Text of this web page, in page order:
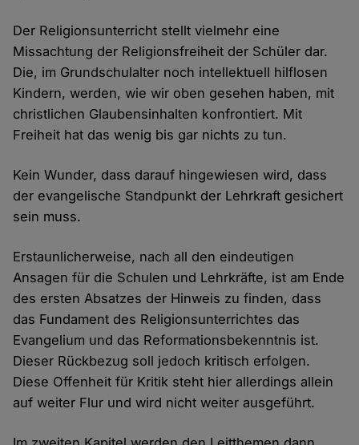
Der Religionsunterricht stellt vielmehr eine
Missachtung der Religionsfreiheit der Schüler dar.
Die, im Grundschulalter noch intellektuell hilflosen
Kindern, werden, wie wir oben gesehen haben, mit
christlichen Glaubensinhalten konfrontiert. Mit
Freiheit hat das wenig bis gar nichts zu tun.
Kein Wunder, dass darauf hingewiesen wird, dass
der evangelische Standpunkt der Lehrkraft gesichert
sein muss.
Erstaunlicherweise, nach all den eindeutigen
Ansagen für die Schulen und Lehrkräfte, ist am Ende
des ersten Absatzes der Hinweis zu finden, dass
das Fundament des Religionsunterrichtes das
Evangelium und das Reformationsbekenntnis ist.
Dieser Rückbezug soll jedoch kritisch erfolgen.
Diese Offenheit für Kritik steht hier allerdings allein
auf weiter Flur und wird nicht weiter ausgeführt.